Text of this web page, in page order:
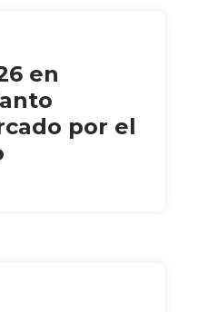
en
por el